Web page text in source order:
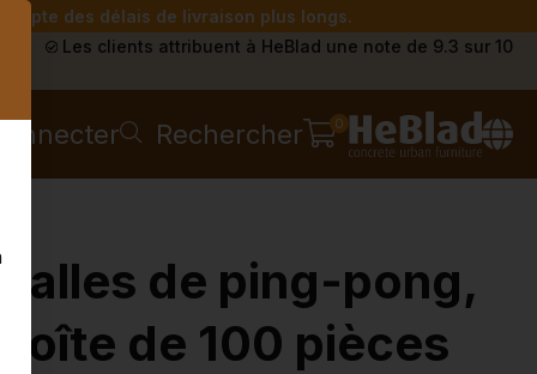
des délais de livraison plus longs.
Les clients attribuent à HeBlad une note de 9.3 sur 10
Rechercher 0
de ping-pong,
de 100 pièces